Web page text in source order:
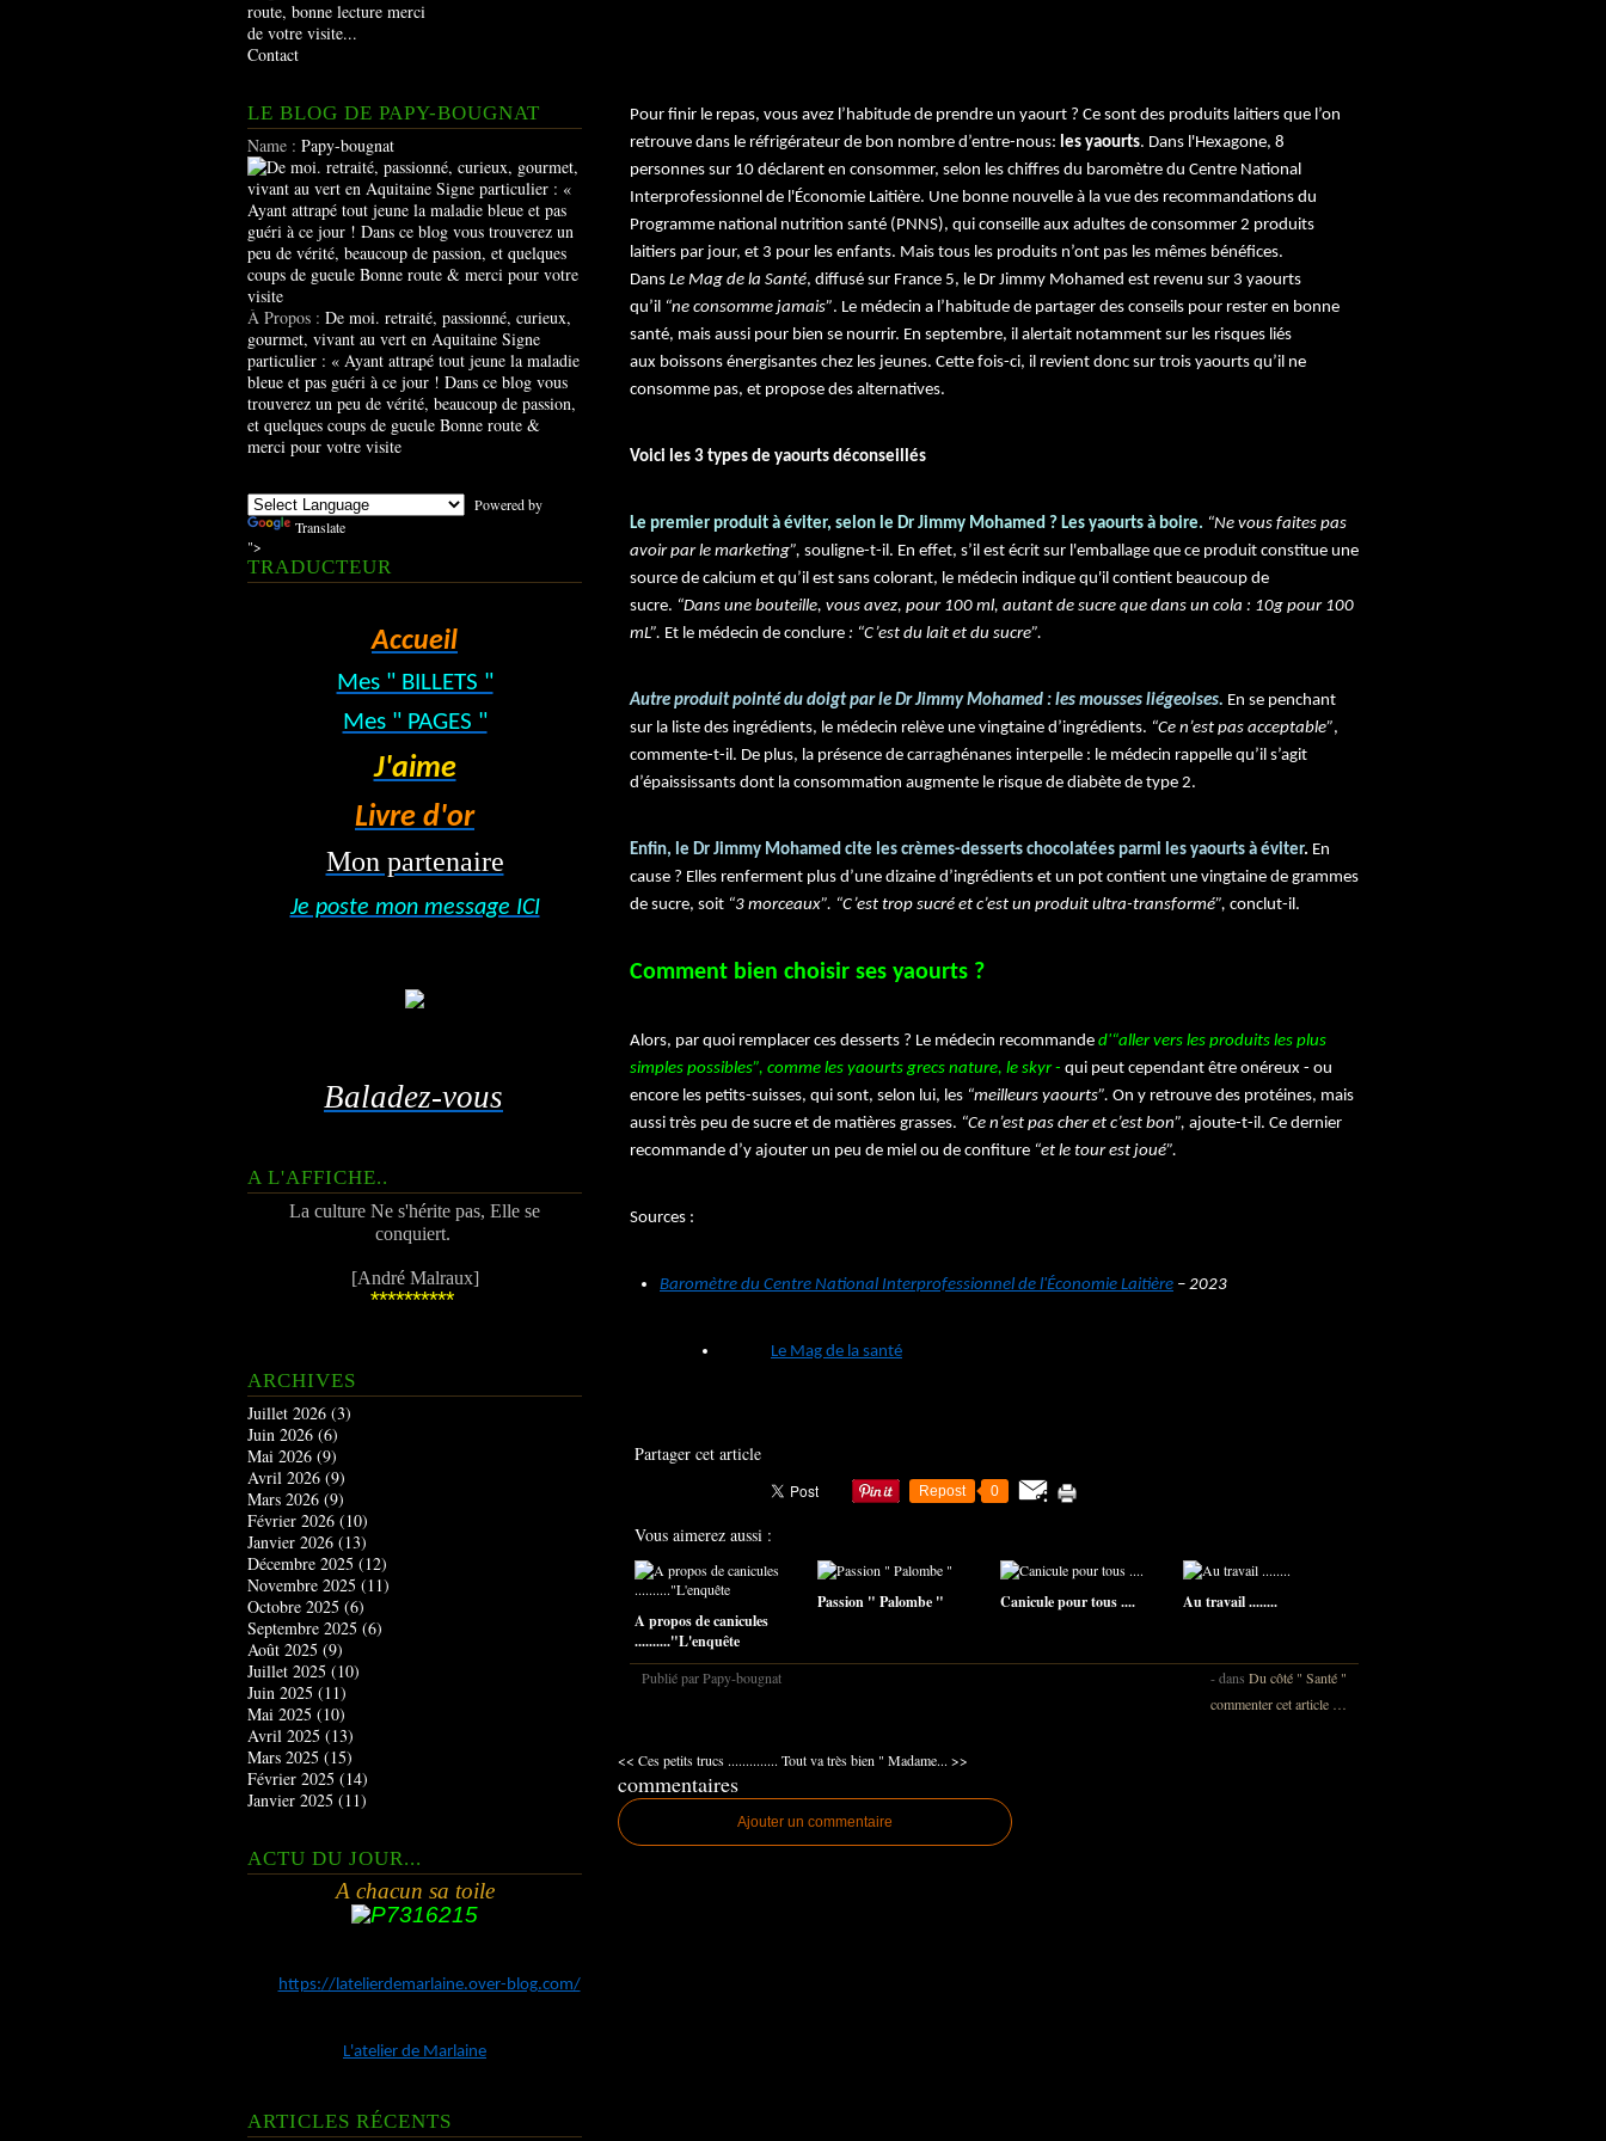
route, bonne lecture merci
de votre visite...
Contact
LE BLOG DE PAPY-BOUGNAT
Name : Papy-bougnat
À Propos : De moi. retraité, passionné, curieux,
gourmet, vivant au vert en Aquitaine Signe
particulier : « Ayant attrapé tout jeune la maladie
bleue et pas guéri à ce jour ! Dans ce blog vous
trouverez un peu de vérité, beaucoup de passion,
et quelques coups de gueule Bonne route &
merci pour votre visite
Powered by
Translate
">
TRADUCTEUR
Accueil
Mes " BILLETS "
Mes " PAGES "
J'aime
Livre d'or
Mon partenaire
Je poste mon message ICI
Baladez-vous
A L'AFFICHE..
La culture Ne s'hérite pas, Elle se
conquiert.
[André Malraux]
**********
ARCHIVES
Juillet 2026 (3)
Juin 2026 (6)
Mai 2026 (9)
Avril 2026 (9)
Mars 2026 (9)
Février 2026 (10)
Janvier 2026 (13)
Décembre 2025 (12)
Novembre 2025 (11)
Octobre 2025 (6)
Septembre 2025 (6)
Août 2025 (9)
Juillet 2025 (10)
Juin 2025 (11)
Mai 2025 (10)
Avril 2025 (13)
Mars 2025 (15)
Février 2025 (14)
Janvier 2025 (11)
ACTU DU JOUR...
A chacun sa toile
https://latelierdemarlaine.over-blog.com/
L'atelier de Marlaine
ARTICLES RÉCENTS
Pour finir le repas, vous avez l’habitude de prendre un yaourt ? Ce sont des produits laitiers que l’on
retrouve dans le réfrigérateur de bon nombre d’entre-nous: les yaourts. Dans l'Hexagone, 8
personnes sur 10 déclarent en consommer, selon les chiffres du baromètre du Centre National
Interprofessionnel de l'Économie Laitière. Une bonne nouvelle à la vue des recommandations du
Programme national nutrition santé (PNNS), qui conseille aux adultes de consommer 2 produits
laitiers par jour, et 3 pour les enfants. Mais tous les produits n’ont pas les mêmes bénéfices.
Dans Le Mag de la Santé, diffusé sur France 5, le Dr Jimmy Mohamed est revenu sur 3 yaourts
qu’il “ne consomme jamais”. Le médecin a l’habitude de partager des conseils pour rester en bonne
santé, mais aussi pour bien se nourrir. En septembre, il alertait notamment sur les risques liés
aux boissons énergisantes chez les jeunes. Cette fois-ci, il revient donc sur trois yaourts qu’il ne
consomme pas, et propose des alternatives.
Voici les 3 types de yaourts déconseillés
Le premier produit à éviter, selon le Dr Jimmy Mohamed ? Les yaourts à boire. “Ne vous faites pas
avoir par le marketing”, souligne-t-il. En effet, s’il est écrit sur l'emballage que ce produit constitue une
source de calcium et qu’il est sans colorant, le médecin indique qu'il contient beaucoup de
sucre. “Dans une bouteille, vous avez, pour 100 ml, autant de sucre que dans un cola : 10g pour 100
mL”. Et le médecin de conclure : “C’est du lait et du sucre”.
Autre produit pointé du doigt par le Dr Jimmy Mohamed : les mousses liégeoises. En se penchant
sur la liste des ingrédients, le médecin relève une vingtaine d’ingrédients. “Ce n’est pas acceptable”,
commente-t-il. De plus, la présence de carraghénanes interpelle : le médecin rappelle qu’il s’agit
d’épaississants dont la consommation augmente le risque de diabète de type 2.
Enfin, le Dr Jimmy Mohamed cite les crèmes-desserts chocolatées parmi les yaourts à éviter. En
cause ? Elles renferment plus d’une dizaine d’ingrédients et un pot contient une vingtaine de grammes
de sucre, soit “3 morceaux”. “C’est trop sucré et c’est un produit ultra-transformé”, conclut-il.
Comment bien choisir ses yaourts ?
Alors, par quoi remplacer ces desserts ? Le médecin recommande d'“aller vers les produits les plus
simples possibles”, comme les yaourts grecs nature, le skyr - qui peut cependant être onéreux - ou
encore les petits-suisses, qui sont, selon lui, les “meilleurs yaourts”. On y retrouve des protéines, mais
aussi très peu de sucre et de matières grasses. “Ce n’est pas cher et c’est bon”, ajoute-t-il. Ce dernier
recommande d’y ajouter un peu de miel ou de confiture “et le tour est joué”.
Sources :
Baromètre du Centre National Interprofessionnel de l'Économie Laitière – 2023
Le Mag de la santé
Partager cet article
Repost 0
Vous aimerez aussi :
A propos de canicules
.........."L'enquête
Passion " Palombe " Canicule pour tous .... Au travail ........
Publié par Papy-bougnat -dans Du côté " Santé "
commenter cet article
<< Ces petits trucs .............. Tout va très bien " Madame... >>
commentaires
Ajouter un commentaire